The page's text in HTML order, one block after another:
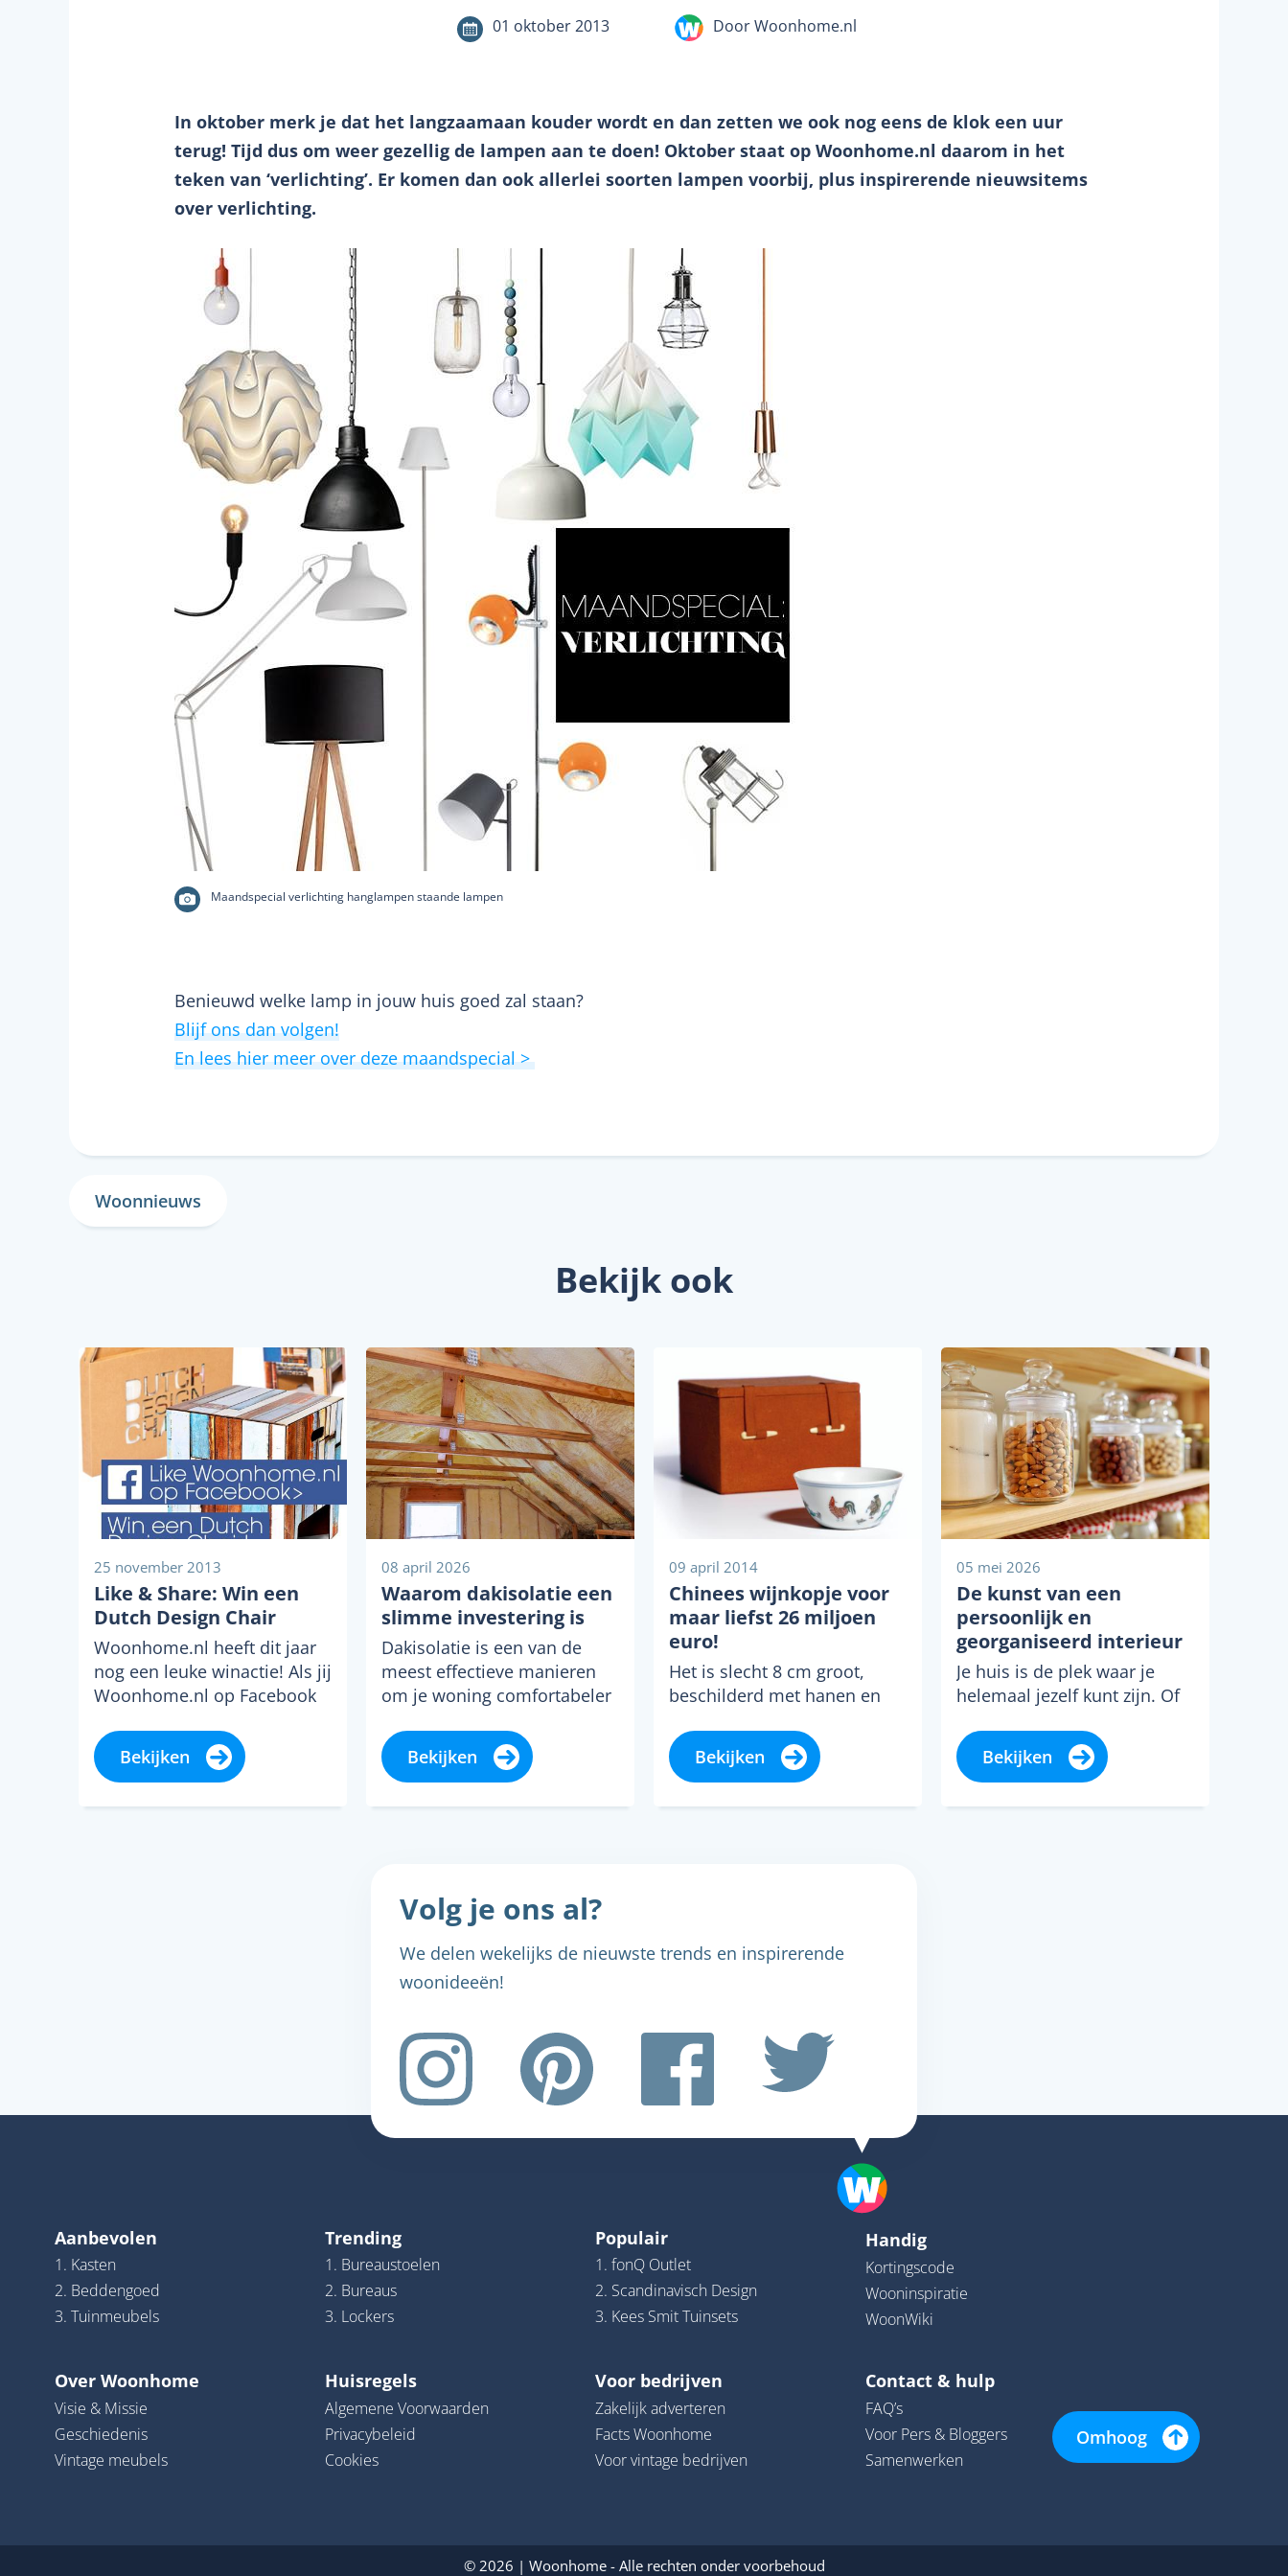
01 oktober 2013 Door Woonhome.nl
In oktober merk je dat het langzaamaan kouder wordt en dan zetten we ook nog eens de klok een uur
terug! Tijd dus om weer gezellig de lampen aan te doen! Oktober staat op Woonhome.nl daarom in het
teken van ‘verlichting’. Er komen dan ook allerlei soorten lampen voorbij, plus inspirerende nieuwsitems
over verlichting.
Maandspecial verlichting hanglampen staande lampen
Benieuwd welke lamp in jouw huis goed zal staan?
Blijf ons dan volgen!
En lees hier meer over deze maandspecial >
Woonnieuws
Bekijk ook
25 november 2013
Like & Share: Win een
Dutch Design Chair
Woonhome.nl heeft dit jaar
nog een leuke winactie! Als jij
Woonhome.nl op Facebook
bericht…
Bekijken
08 april 2026
Waarom dakisolatie een
slimme investering is
Dakisolatie is een van de
meest effectieve manieren
om je woning comfortabeler
Toch wordt het vaak…
Bekijken
09 april 2014
Chinees wijnkopje voor
maar liefst 26 miljoen
euro!
Het is slecht 8 cm groot,
beschilderd met hanen en
maar liefst 26 miljoen euro
waard!…
Bekijken
05 mei 2026
De kunst van een
persoonlijk en
georganiseerd interieur
Je huis is de plek waar je
helemaal jezelf kunt zijn. Of
interieur hebt…
Bekijken
Volg je ons al?
We delen wekelijks de nieuwste trends en inspirerende
woonideeën!
Aanbevolen
1. Kasten
2. Beddengoed
3. Tuinmeubels
Trending
1. Bureaustoelen
2. Bureaus
3. Lockers
Populair
1. fonQ Outlet
2. Scandinavisch Design
3. Kees Smit Tuinsets
Handig
Kortingscode
Wooninspiratie
WoonWiki
Over Woonhome
Visie & Missie
Geschiedenis
Vintage meubels
Huisregels
Algemene Voorwaarden
Privacybeleid
Cookies
Voor bedrijven
Zakelijk adverteren
Facts Woonhome
Voor vintage bedrijven
Contact & hulp
FAQ’s
Voor Pers & Bloggers
Samenwerken
Omhoog
© 2026 | Woonhome - Alle rechten onder voorbehoud